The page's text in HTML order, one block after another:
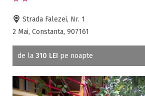
Strada Falezei, Nr. 1
2 Mai, Constanta, 907161
de la 310 LEI pe noapte